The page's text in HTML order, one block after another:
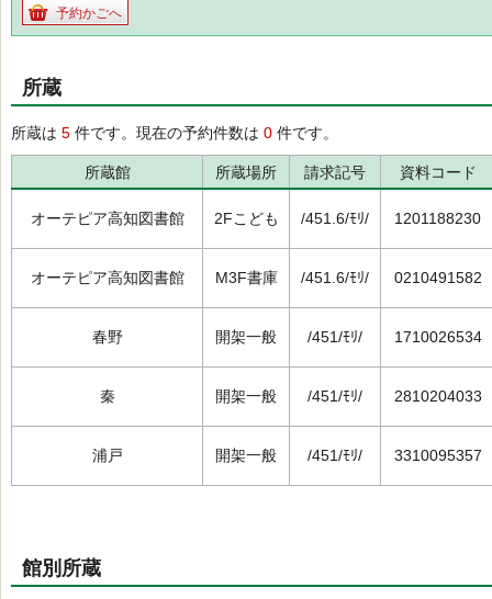
予約かごへ
所蔵
所蔵は 5 件です。現在の予約件数は 0 件です。
所蔵館 所蔵場所 請求記号 資料コード
オーテピア高知図書館 2Fこども /451.6/ﾓﾘ/ 1201188230
オーテピア高知図書館 M3F書庫 /451.6/ﾓﾘ/ 0210491582
春野 開架一般 /451/ﾓﾘ/ 1710026534
秦 開架一般 /451/ﾓﾘ/ 2810204033
浦戸 開架一般 /451/ﾓﾘ/ 3310095357
館別所蔵